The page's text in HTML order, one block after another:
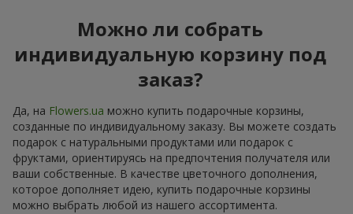
Можно ли собрать
индивидуальную корзину под
заказ?
Да, на Flowers.ua можно купить подарочные корзины,
созданные по индивидуальному заказу. Вы можете создать
подарок с натуральными продуктами или подарок с
фруктами, ориентируясь на предпочтения получателя или
ваши собственные. В качестве цветочного дополнения,
которое дополняет идею, купить подарочные корзины
можно выбрать любой из нашего ассортимента.